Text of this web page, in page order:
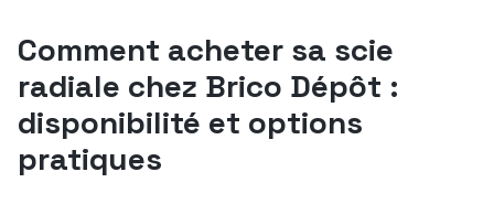
Comment acheter sa scie
radiale chez Brico Dépôt :
disponibilité et options
pratiques